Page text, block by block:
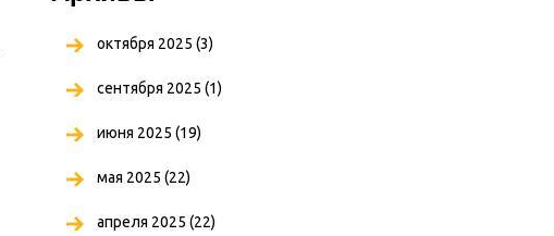
октября 2025 (3)
сентября 2025 (1)
июня 2025 (19)
мая 2025 (22)
апреля 2025 (22)